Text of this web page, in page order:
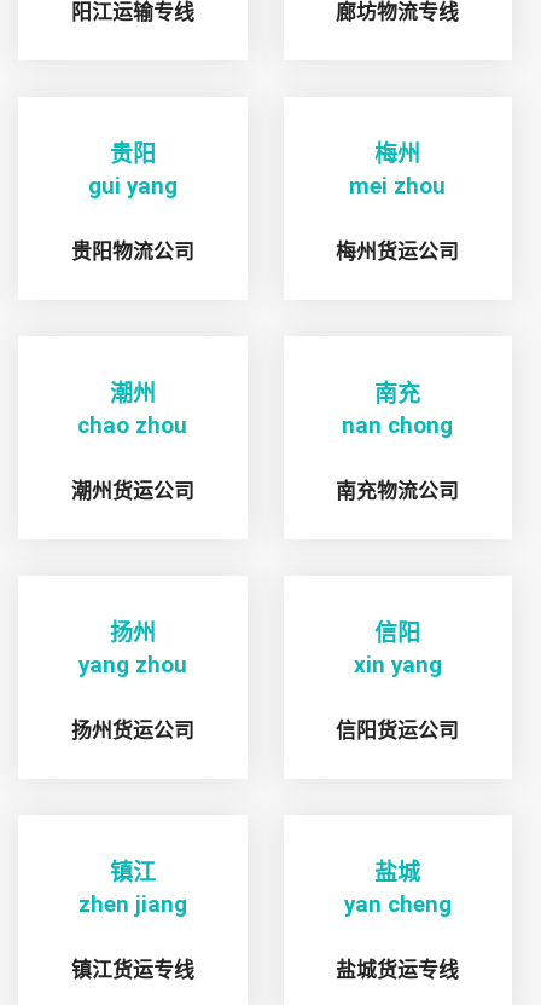
阳江运输专线 廊坊物流专线
贵阳
gui yang
贵阳物流公司
梅州
mei zhou
梅州货运公司
潮州
chao zhou
潮州货运公司
南充
nan chong
南充物流公司
扬州
yang zhou
扬州货运公司
信阳
xin yang
信阳货运公司
镇江
zhen jiang
镇江货运专线
盐城
yan cheng
盐城货运专线